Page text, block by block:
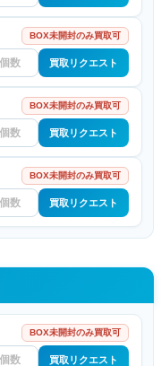
BOX未開封のみ買取可
買取リクエスト
BOX未開封のみ買取可
買取リクエスト
BOX未開封のみ買取可
買取リクエスト
BOX未開封のみ買取可
買取リクエスト